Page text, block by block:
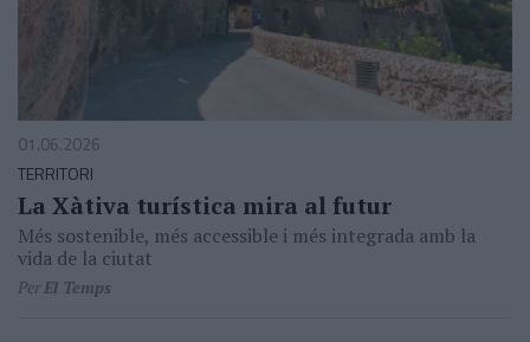
01.06.2026
TERRITORI
La Xàtiva turística mira al futur
Més sostenible, més accessible i més integrada amb la
vida de la ciutat
PerEl Temps